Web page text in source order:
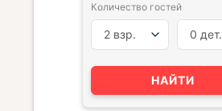
Количество гостей
2 взр. 0 дет.
НАЙТИ